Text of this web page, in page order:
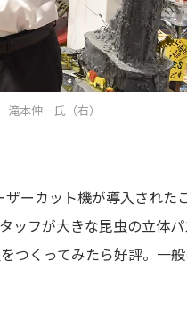
本伸一氏（右）
ーカット機が導入された
ッフが大きな昆虫の立体
つくってみたら好評。一